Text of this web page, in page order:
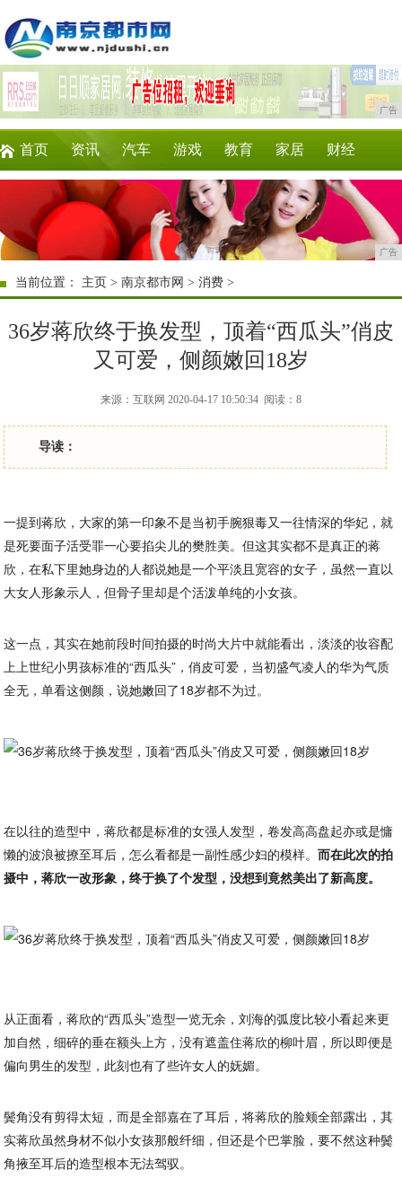
广告
首页 资讯 汽车 游戏 教育 家居 财经
时尚 企业 商讯 微商 消费
广告
当前位置： 主页 >南京都市网 >消费 >
36岁蒋欣终于换发型，顶着“西瓜头”俏皮
又可爱，侧颜嫩回18岁
来源：互联网 2020-04-17 10:50:34 阅读：8
导读：
一提到蒋欣，大家的第一印象不是当初手腕狠毒又一往情深的华妃，就
是死要面子活受罪一心要掐尖儿的樊胜美。但这其实都不是真正的蒋
欣，在私下里她身边的人都说她是一个平淡且宽容的女子，虽然一直以
大女人形象示人，但骨子里却是个活泼单纯的小女孩。
这一点，其实在她前段时间拍摄的时尚大片中就能看出，淡淡的妆容配
上上世纪小男孩标准的“西瓜头”，俏皮可爱，当初盛气凌人的华为气质
全无，单看这侧颜，说她嫩回了18岁都不为过。
在以往的造型中，蒋欣都是标准的女强人发型，卷发高高盘起亦或是慵
懒的波浪被撩至耳后，怎么看都是一副性感少妇的模样。而在此次的拍
摄中，蒋欣一改形象，终于换了个发型，没想到竟然美出了新高度。
从正面看，蒋欣的“西瓜头”造型一览无余，刘海的弧度比较小看起来更
加自然，细碎的垂在额头上方，没有遮盖住蒋欣的柳叶眉，所以即便是
偏向男生的发型，此刻也有了些许女人的妩媚。
鬓角没有剪得太短，而是全部嘉在了耳后，将蒋欣的脸颊全部露出，其
实蒋欣虽然身材不似小女孩那般纤细，但还是个巴掌脸，要不然这种鬓
角掖至耳后的造型根本无法驾驭。